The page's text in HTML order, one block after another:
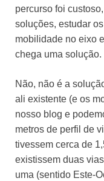
percurso foi
soluções, estudar
mobilidade no eixo
chega uma solução.
Não, não é a
ali existente (e os
nosso blog e
metros de perfil de
tivessem cerca de
existissem duas
uma (sentido Este-